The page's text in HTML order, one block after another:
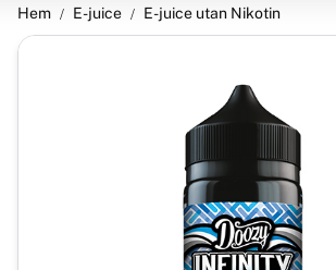
Hem E-juice E-juice utan Nikotin